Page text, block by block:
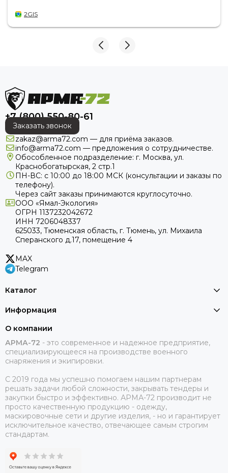
2GIS
+7 (800) 550-80-61
Заказать звонок
zakaz@arma72.com — для приёма заказов.
info@arma72.com — предложения о сотрудничестве.
Обособленное подразделение: г. Москва, ул.
Краснобогатырская, 2 стр.1
ПН-ВС: с 10:00 до 18:00 МСК (консультации и заказы по
телефону).
Через сайт заказы принимаются круглосуточно.
ООО «Ямал-Экология»
ОГРН 1137232042672
ИНН 7206048337
625033, Тюменская область, г. Тюмень, ул. Михаила
Сперанского д.17, помещение 4
MAX
Telegram
Каталог
Информация
О компании
АРМА-72 - это современное и надежное предприятие,
специализирующееся на производстве военного
снаряжения и экипировки.
С 2019 года мы успешно помогаем нашим партнерам
решать задачи любой сложности, закрывать тендеры и
закупки быстро и эффективно. АРМА-72 производит не
просто качественную продукцию - одежду,
маскировочные сети и другие изделия, - но и гарантирует
исключительное качество, отвечающее самым строгим
стандартам.